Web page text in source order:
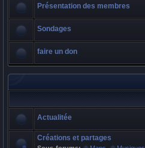
Présentation des membres
Sondages
faire un don
Actualitée
Créations et partages